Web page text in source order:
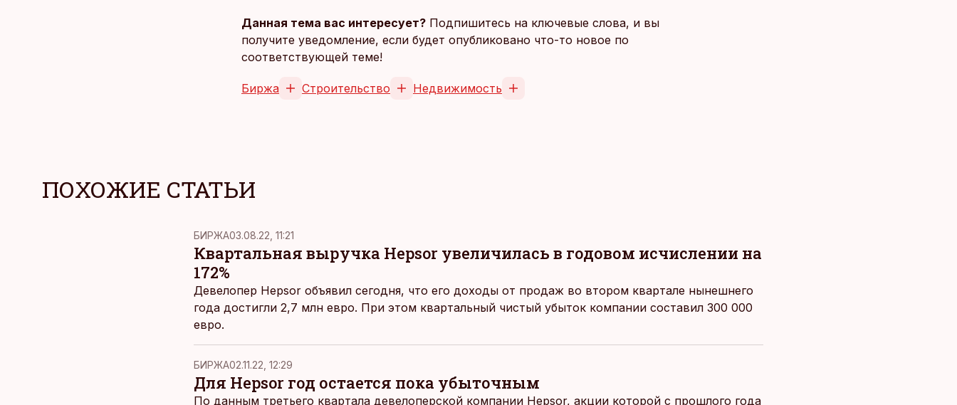
Данная тема вас интересует? Подпишитесь на ключевые слова, и вы
получите уведомление, если будет опубликовано что-то новое по
соответствующей теме!
Биржа Строительство Недвижимость
ПОХОЖИЕ СТАТЬИ
БИРЖА03.08.22, 11:21
Квартальная выручка Hepsor увеличилась в годовом исчислении на
172%
Девелопер Hepsor объявил сегодня, что его доходы от продаж во втором квартале нынешнего
года достигли 2,7 млн евро. При этом квартальный чистый убыток компании составил 300 000
евро.
БИРЖА02.11.22, 12:29
Для Hepsor год остается пока убыточным
По данным третьего квартала девелоперской компании Hepsor, акции которой с прошлого года